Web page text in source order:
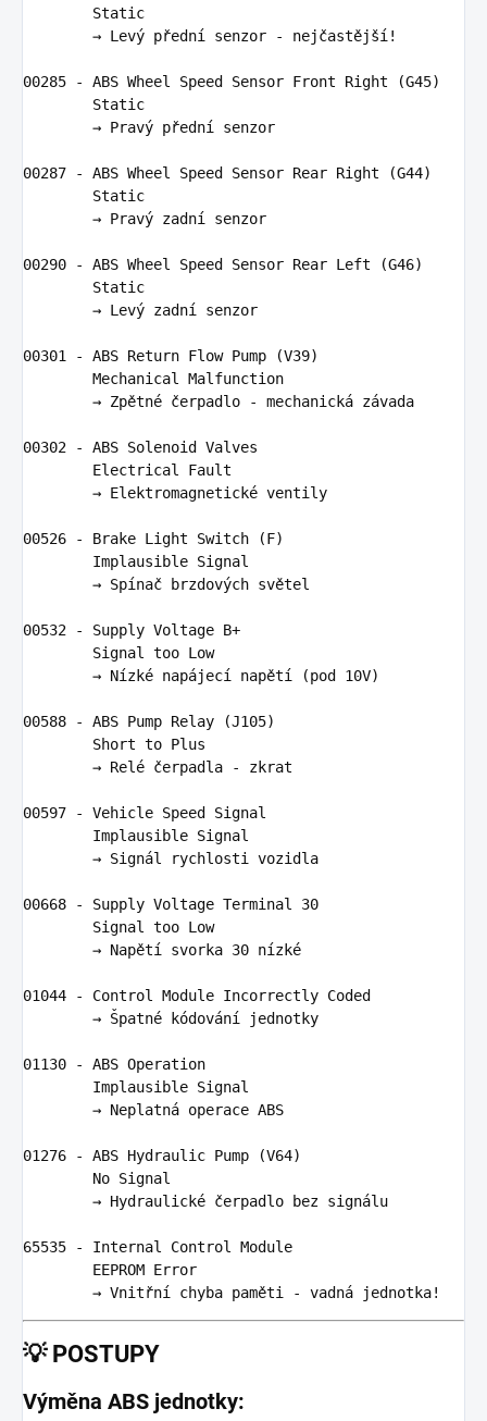
        Static
        → Levý přední senzor - nejčastější!
00285 - ABS Wheel Speed Sensor Front Right (G45)
        Static
        → Pravý přední senzor
00287 - ABS Wheel Speed Sensor Rear Right (G44)
        Static
        → Pravý zadní senzor
00290 - ABS Wheel Speed Sensor Rear Left (G46)
        Static
        → Levý zadní senzor
00301 - ABS Return Flow Pump (V39)
        Mechanical Malfunction
        → Zpětné čerpadlo - mechanická závada
00302 - ABS Solenoid Valves
        Electrical Fault
        → Elektromagnetické ventily
00526 - Brake Light Switch (F)
        Implausible Signal
        → Spí
nač brzdových světel
00532 - Supply Voltage B+
        Signal too Low
        →
Nízké napájecí napětí (pod 10V)
00588 - ABS Pump Relay (J105)
        Short to Plus
        → Relé čerpadla - zkrat
00597 - Vehicle Speed Signal
        Implausible Signal
        →
Signál rychlosti vozidla
00668 - Supply Voltage Terminal 30
        Signal too Low
        → Napě
tí svorka 30 nízké
01044 - Control Module Incorrectly Coded
        → Špatné kódová
ní jednotky
01130 - ABS Operation
        Implausible Signal
        → Neplatná operace
ABS
01276 - ABS Hydraulic Pump (V64)
        No Signal
        → Hydraulické čerpadlo bez
signálu
65535 - Internal Control Module
        EEPROM Error
        → Vnitř
n
💡 POSTUPY
Výměna ABS jednotky: